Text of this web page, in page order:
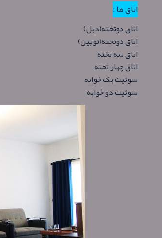
اتاق ها :
اتاق دوتخته(دبل)
اتاق دوتخته(تویین)
اتاق سه تخته
اتاق چهار تخته
سوئیت یک خوابه
سوئیت دو خوابه